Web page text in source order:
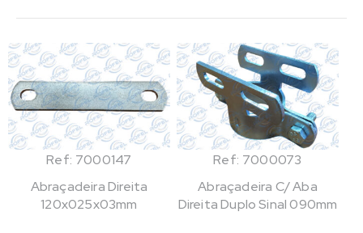
Ref: 7000147
Abraçadeira Direita
120x025x03mm
Ref: 7000073
Abraçadeira C/ Aba
Direita Duplo Sinal 090mm